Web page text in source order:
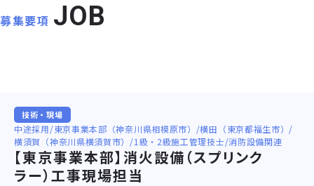
募集要項 JOB
技術・現場
中途採用 東京事業本部（神奈川県相模原市）
横田（東京都福生市）
横須賀（神奈川県横須賀市）
1級・2級施工管理技士 消防設備関連
【東京事業本部】消火設備（スプリンク
ラー）工事現場担当